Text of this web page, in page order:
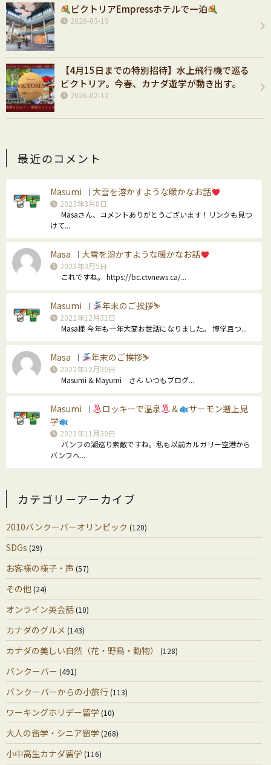
ビクトリアEmpressホテルで一泊
2026-03-15
【4月15日までの特別招待】水上飛行機で巡る
ビクトリア。今春、カナダ遊学が動き出す。
2026-02-12
最近のコメント
Masumi ｜ 大雪を溶かすような暖かなお話
2023年3月8日
Masaさん、コメントありがとうございます！リンクも見つ
けて...
Masa ｜ 大雪を溶かすような暖かなお話
2023年3月5日
これですね。 https://bc.ctvnews.ca/...
Masumi ｜ 年末のご挨拶⛷
2022年12月31日
Masa様 今年も一年大変お世話になりました。 博学且つ...
Masa ｜ 年末のご挨拶⛷
2022年12月30日
Masumi & Mayumi さん いつもブログ...
Masumi ｜ ロッキーで温泉 ＆
サーモン遡上見
学
2022年11月30日
バンフの湖巡り素敵ですね。私も以前カルガリー空港から
バンフへ...
カテゴリーアーカイブ
2010バンクーバーオリンピック (120)
SDGs (29)
お客様の様子・声 (57)
その他(24)
オンライン英会話(10)
カナダのグルメ (143)
カナダの美しい自然（花・野鳥・動物） (128)
バンクーバー (491)
バンクーバーからの小旅行(113)
ワーキングホリデー留学 (10)
大人の留学・シニア留学 (268)
小中高生カナダ留学 (116)